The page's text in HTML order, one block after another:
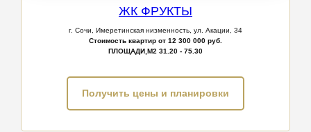
ЖК ФРУКТЫ
г. Сочи, Имеретинская низменность, ул. Акации, 34
Стоимость квартир от 12 300 000 руб.
ПЛОЩАДИ,М2 31.20 - 75.30
Получить цены и планировки